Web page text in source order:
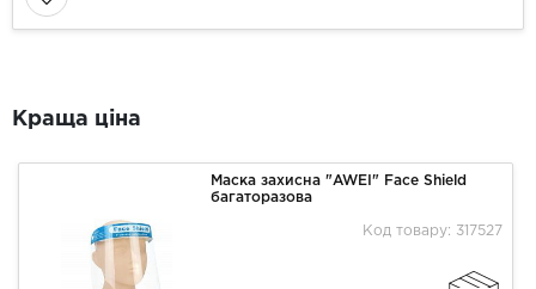
Краща ціна
Маска захисна "AWEI" Face Shield
багаторазова
Код товару: 317527